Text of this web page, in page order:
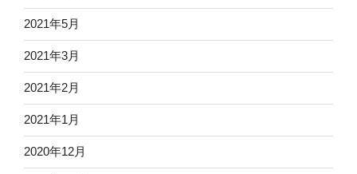
2021年5月
2021年3月
2021年2月
2021年1月
2020年12月